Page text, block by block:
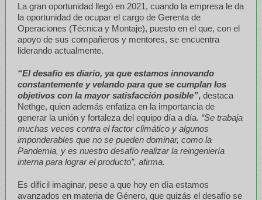
La gran oportunidad llegó en 2021, cuando la empresa le da
la oportunidad de ocupar el cargo de Gerenta de
Operaciones (Técnica y Montaje), puesto en el que, con el
apoyo de sus compañeros y mentores, se encuentra
liderando actualmente.
“El desafío es diario, ya que estamos innovando
constantemente y velando para que se cumplan los
objetivos con la mayor satisfacción posible”,destaca
Nethge, quien además enfatiza en la importancia de
generar la unión y fortaleza del equipo día a día. “Se trabaja
muchas veces contra el factor climático y algunos
imponderables que no se pueden dominar, como la
Pandemia, y es nuestro desafío realizar la reingeniería
interna para lograr el producto”, afirma.
Es difícil imaginar, pese a que hoy en día estamos
avanzados en materia de Género, que quizás el desafío se